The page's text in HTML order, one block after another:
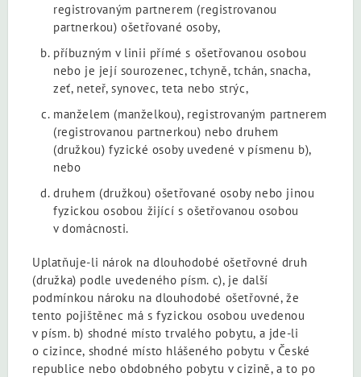
registrovaným partnerem (registrovanou
partnerkou) ošetřované osoby,
příbuzným v linii přímé s ošetřovanou osobou
nebo je její sourozenec, tchyně, tchán, snacha,
zeť, neteř, synovec, teta nebo strýc,
manželem (manželkou), registrovaným partnerem
(registrovanou partnerkou) nebo druhem
(družkou) fyzické osoby uvedené v písmenu b),
nebo
druhem (družkou) ošetřované osoby nebo jinou
fyzickou osobou žijící s ošetřovanou osobou
v domácnosti.
Uplatňuje-li nárok na dlouhodobé ošetřovné druh
(družka) podle uvedeného písm. c), je další
podmínkou nároku na dlouhodobé ošetřovné, že
tento pojištěnec má s fyzickou osobou uvedenou
v písm. b) shodné místo trvalého pobytu, a jde-li
o cizince, shodné místo hlášeného pobytu v České
republice nebo obdobného pobytu v cizině, a to po